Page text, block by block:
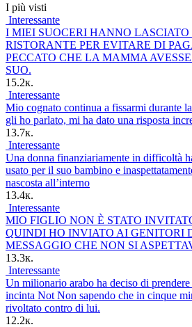
I più visti
Interessante
I MIEI SUOCERI HANNO
RISTORANTE PER EVITARE DI
PECCATO CHE LA MAMMA
SUO.
15.2к.
Interessante
Mio cognato continua a fissarmi durante
gli ho parlato, mi ha dato una risposta
13.7к.
Interessante
Una donna finanziariamente in difficoltà
usato per il suo bambino e
nascosta all’interno
13.4к.
Interessante
MIO FIGLIO NON È STATO
QUINDI HO INVIATO AI GENITORI
MESSAGGIO CHE NON SI
13.3к.
Interessante
Un milionario arabo ha deciso di
incinta Not Non sapendo che in cinque
rivoltato contro di lui.
12.2к.